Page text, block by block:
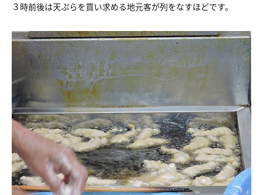
３時前後は天ぷらを買い求める地元客が列をなすほどです。